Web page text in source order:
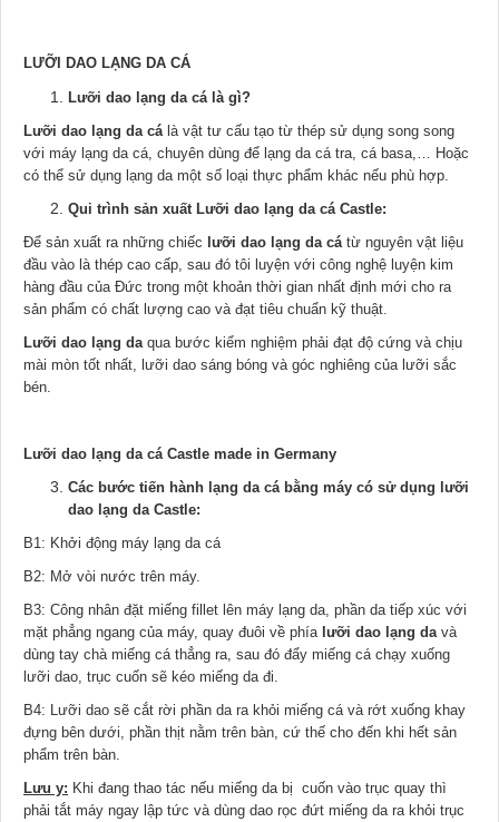
LƯỠI DAO LẠNG DA CÁ
Lưỡi dao lạng da cá là gì?
Lưỡi dao lạng da cá là vật tư cấu tạo từ thép sử dụng song song
với máy lạng da cá, chuyên dùng để lạng da cá tra, cá basa,… Hoặc
có thể sử dụng lạng da một số loại thực phẩm khác nếu phù hợp.
Qui trình sản xuất Lưỡi dao lạng da cá Castle:
Để sản xuất ra những chiếc lưỡi dao lạng da cá từ nguyên vật liệu
đầu vào là thép cao cấp, sau đó tôi luyện với công nghệ luyện kim
hàng đầu của Đức trong một khoản thời gian nhất định mới cho ra
sản phẩm có chất lượng cao và đạt tiêu chuẩn kỹ thuật.
Lưỡi dao lạng da qua bước kiểm nghiệm phải đạt độ cứng và chịu
mài mòn tốt nhất, lưỡi dao sáng bóng và góc nghiêng của lưỡi sắc
bén.
Lưỡi dao lạng da cá Castle made in Germany
Các bước tiến hành lạng da cá bằng máy có sử dụng lưỡi
dao lạng da Castle:
B1: Khởi động máy lạng da cá
B2: Mở vòi nước trên máy.
B3: Công nhân đặt miếng fillet lên máy lạng da, phần da tiếp xúc với
mặt phẳng ngang của máy, quay đuôi về phía lưỡi dao lạng da và
dùng tay chà miếng cá thẳng ra, sau đó đẩy miếng cá chạy xuống
lưỡi dao, trục cuốn sẽ kéo miếng da đi.
B4: Lưỡi dao sẽ cắt rời phần da ra khỏi miếng cá và rớt xuống khay
đựng bên dưới, phần thịt nằm trên bàn, cứ thế cho đến khi hết sản
phẩm trên bàn.
Lưu y: Khi đang thao tác nếu miếng da bị cuốn vào trục quay thì
phải tắt máy ngay lập tức và dùng dao rọc đứt miếng da ra khỏi trục